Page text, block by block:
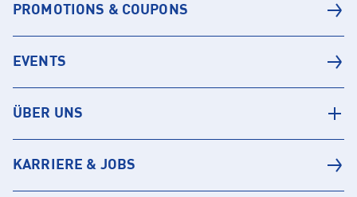
PROMOTIONS & COUPONS
EVENTS
ÜBER UNS
KARRIERE & JOBS